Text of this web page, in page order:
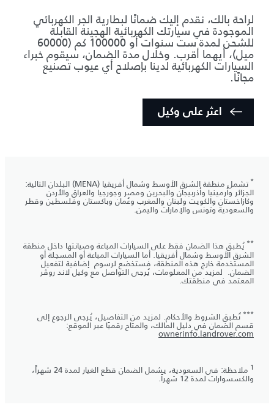
لراحة بالك، نقدم إليك ضمانًا لبطارية الجر الكهربائي
الموجودة في سيارتك الكهربائية الهجينة القابلة
للشحن لمدة ست سنوات أو 100000 كم (60000
ميل)، أيهما أقرب. وخلال مدة الضمان، سيقوم خبراء
السيارات الكهربائية لدينا بإصلاح أي عيوب تصنيع
مجانًا.
اعثر على وكيل
* تشمل منطقة الشرق الأوسط وشمال أفريقيا (MENA) البلدان التالية:
الجزائر وأرمينيا وأذربيجان والبحرين ومصر وجورجيا والعراق والأردن
وكازاخستان والكويت ولبنان والمغرب وعُمان وباكستان وفلسطين وقطر
والسعودية وتونس والإمارات واليمن.
** يُطبق هذا الضمان فقط على السيارات المباعة وصيانتها داخل منطقة
الشرق الأوسط وشمال أفريقيا. أما السيارات المباعة أو المسجلة أو
المستخدمة خارج هذه المنطقة، فستخضع لرسوم إضافية لتفعيل
الضمان. لمزيد من المعلومات، يُرجى التواصل مع وكيل لاند روڤر
المعتمد في منطقتك.
*** تُطبق الشروط والأحكام. لمزيد من التفاصيل، يُرجى الرجوع إلى
قسم الضمان في دليل المالك، والمتاح رقميًا عبر الموقع:
ownerinfo.landrover.com
1 ملاحظة: في السعودية، يشمل الضمان قطع الغيار لمدة 24 شهراً،
والكسسوارات لمدة 12 شهراً.